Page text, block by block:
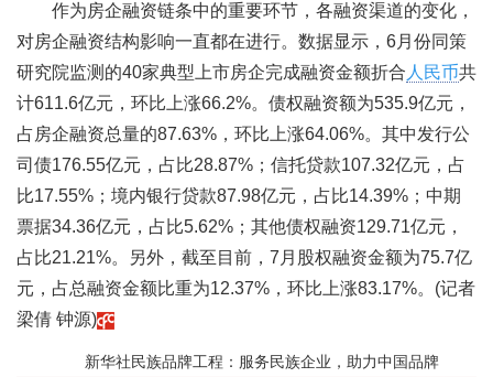
作为房企融资链条中的重要环节，各融资渠道的变化，
对房企融资结构影响一直都在进行。数据显示，6月份同策
研究院监测的40家典型上市房企完成融资金额折合人民币共
计611.6亿元，环比上涨66.2%。债权融资额为535.9亿元，
占房企融资总量的87.63%，环比上涨64.06%。其中发行公
司债176.55亿元，占比28.87%；信托贷款107.32亿元，占
比17.55%；境内银行贷款87.98亿元，占比14.39%；中期
票据34.36亿元，占比5.62%；其他债权融资129.71亿元，
占比21.21%。另外，截至目前，7月股权融资金额为75.7亿
元，占总融资金额比重为12.37%，环比上涨83.17%。(记者
梁倩 钟源)
新华社民族品牌工程：服务民族企业，助力中国品牌